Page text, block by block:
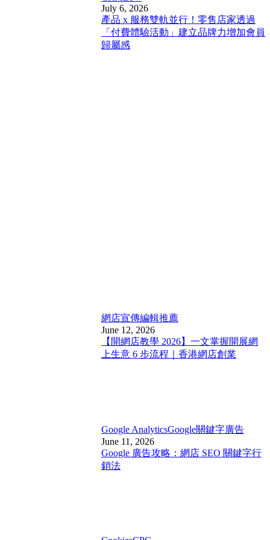
July 6, 2026
產品 x 服務雙軌並行！零售店家透過
「付費體驗活動」建立品牌力增加會員
歸屬感
網店宣傳編輯推薦
June 12, 2026
【開網店教學 2026】一文掌握開展網
上生意 6 步流程｜香港網店創業
Google AnalyticsGoogle關鍵字廣告
June 11, 2026
Google 廣告攻略：網店 SEO 關鍵字行
銷法